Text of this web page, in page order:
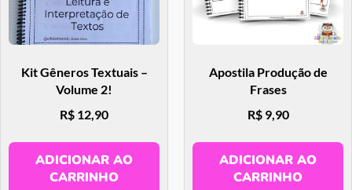
Kit Gêneros Textuais –
Volume 2!
R$ 12,90
ADICIONAR AO
CARRINHO
Apostila Produção de
Frases
R$9,90
ADICIONAR AO
CARRINHO